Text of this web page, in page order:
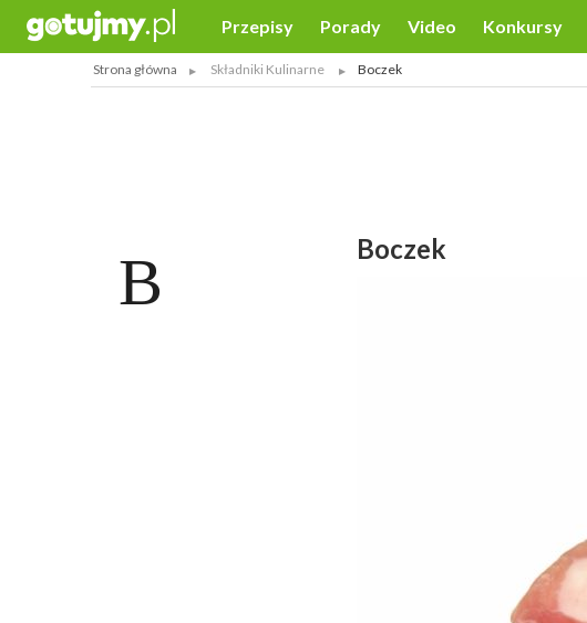
Przepisy Porady Video Konkursy
Strona główna Składniki Kulinarne Boczek
B Boczek